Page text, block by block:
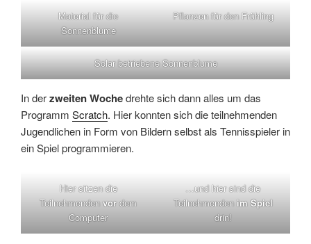
Material für die
Sonnenblume
Pflanzen für den Frühling
Solar betriebene Sonnenblume
In derzweiten Wochedrehte sich dann alles um das
Programm Scratch. Hier konnten sich die teilnehmenden
Jugendlichen in Form von Bildern selbst als Tennisspieler in
ein Spiel programmieren.
Hier sitzen die
Teilnehmendenvordem
Computer
…und hier sind die
Teilnehmendenim Spiel
drin!